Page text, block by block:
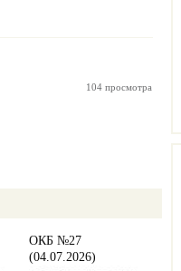
104 просмотра
ОКБ №27
(04.07.2026)